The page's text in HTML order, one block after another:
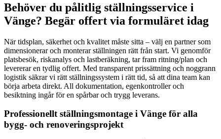
Behöver du pålitlig ställningsservice i
Vänge? Begär offert via formuläret idag
När tidsplan, säkerhet och kvalitet måste sitta – välj en partner som
dimensionerar och monterar ställningen rätt från start. Vi genomför
platsbesök, riskanalys och lastberäkning, tar fram ritning/plan och
levererar en tydlig offert. Med transparent prissättning och noggrann
logistik säkrar vi rätt ställningssystem i rätt tid, så att dina team kan
börja arbeta direkt. All dokumentation, egenkontroller och
besiktning ingår för en spårbar och trygg leverans.
Professionellt ställningsmontage i Vänge för alla
bygg- och renoveringsprojekt